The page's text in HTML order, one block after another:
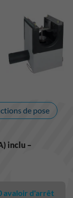
de pose
inclu –
avaloir d'arrêt